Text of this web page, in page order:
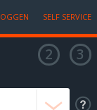
SELF SERVICE